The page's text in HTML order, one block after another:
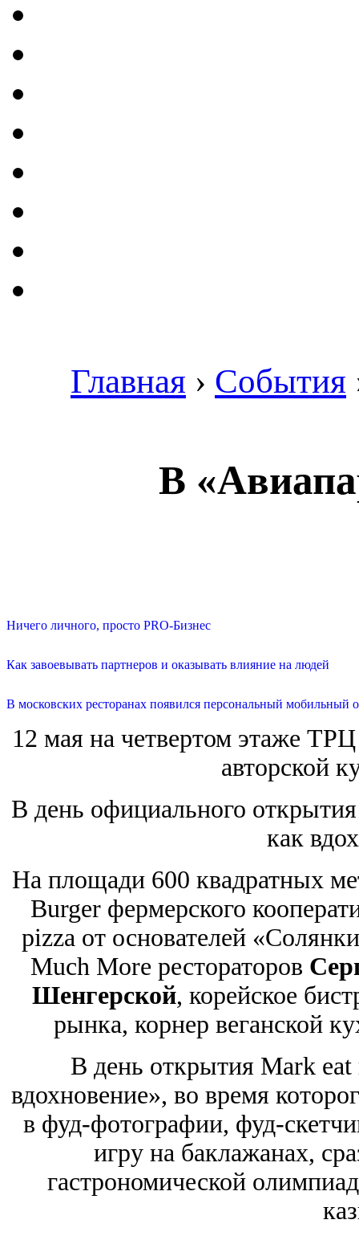
Главная › События
В
Ничего личного, просто PRO-Бизнес
Как завоевывать партнеров и оказывать влияние на людей
В московских ресторанах появился персональный мобильный
12 мая на четвертом этаже
авторской
В день официального
как
На площади 600 квадратных
Burger фермерского
pizza от основателей
Much More рестораторов
Шенгерской, корейское
рынка, корнер веганской
В день открытия Mark
вдохновение», во время
в фуд-фотографии, фуд-
игру на баклажанах,
гастрономической